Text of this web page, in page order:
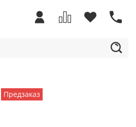
Предзаказ